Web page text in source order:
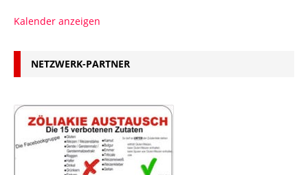
Kalender anzeigen
NETZWERK-PARTNER